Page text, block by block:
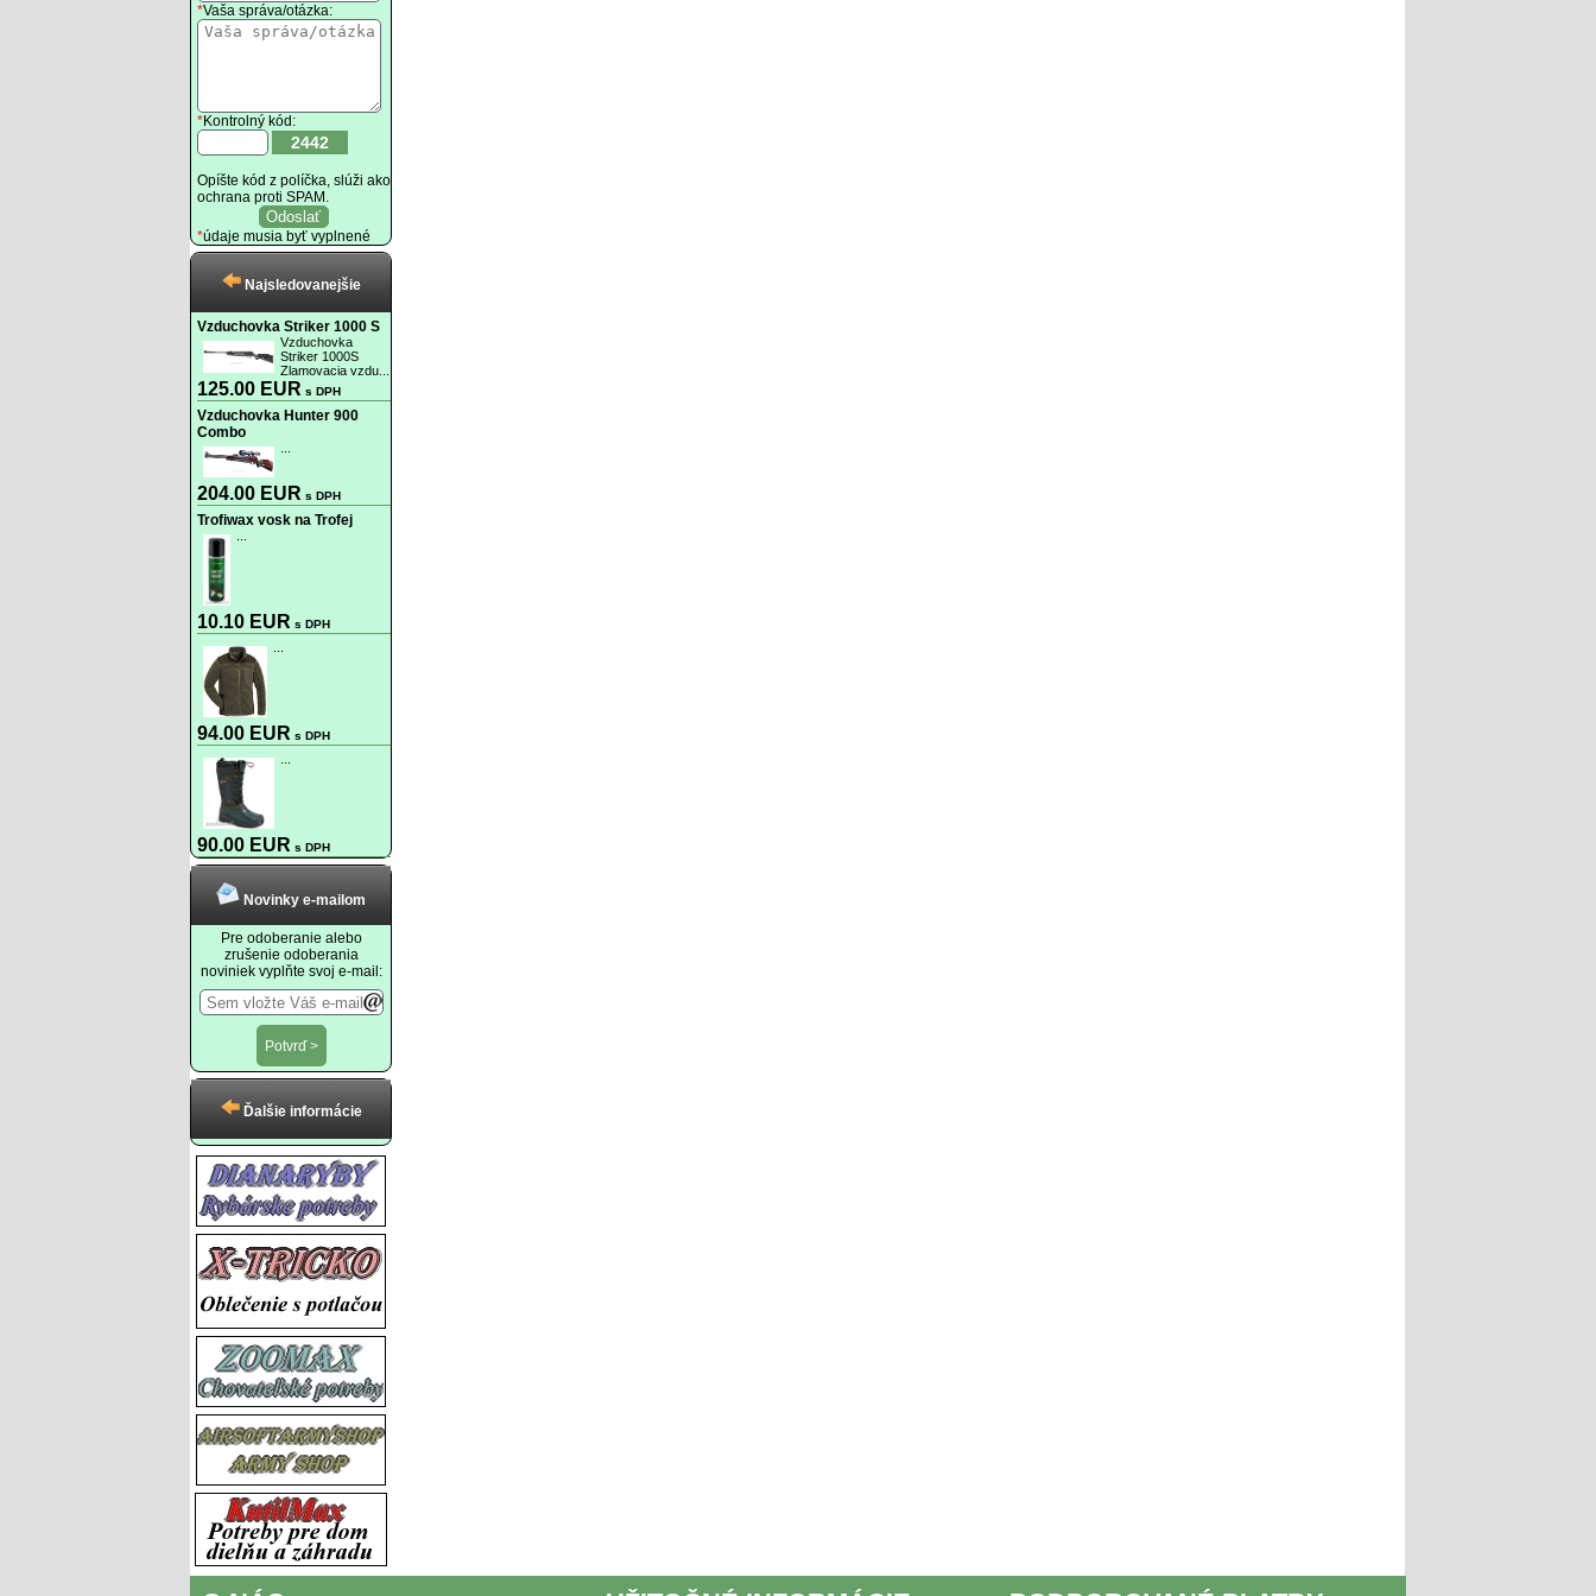
*Vaša správa/otázka:
*Kontrolný kód:
2442
Opíšte kód z políčka, slúži ako
ochrana proti SPAM.
*údaje musia byť vyplnené
Najsledovanejšie
Vzduchovka Striker 1000 S
Vzduchovka
Striker 1000S
Zlamovacia vzdu...
125.00 EUR s DPH
Vzduchovka Hunter 900
Combo
204.00 EUR s DPH
Trofiwax vosk na Trofej
10.10 EUR s DPH
94.00 EUR s DPH
90.00 EUR s DPH
Novinky e-mailom
Pre odoberanie alebo
zrušenie odoberania
noviniek vyplňte svoj e-mail:
Ďalšie informácie